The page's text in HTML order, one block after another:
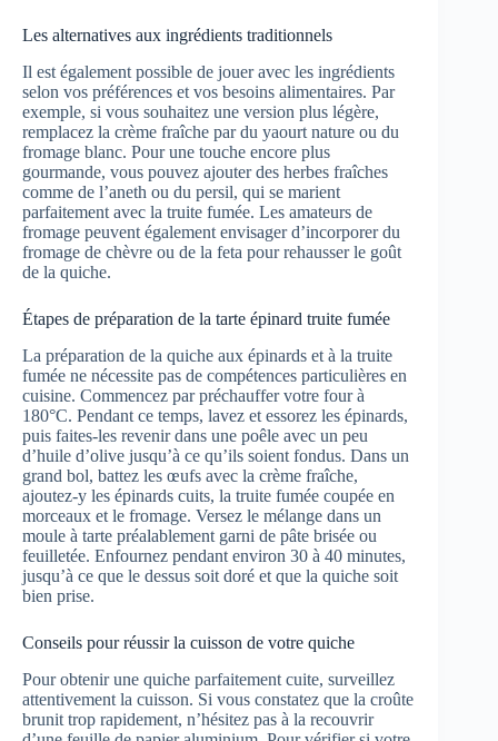
Les alternatives aux ingrédients traditionnels
Il est également possible de jouer avec les ingrédients
selon vos préférences et vos besoins alimentaires. Par
exemple, si vous souhaitez une version plus légère,
remplacez la crème fraîche par du yaourt nature ou du
fromage blanc. Pour une touche encore plus
gourmande, vous pouvez ajouter des herbes fraîches
comme de l’aneth ou du persil, qui se marient
parfaitement avec la truite fumée. Les amateurs de
fromage peuvent également envisager d’incorporer du
fromage de chèvre ou de la feta pour rehausser le goût
de la quiche.
Étapes de préparation de la tarte épinard truite fumée
La préparation de la quiche aux épinards et à la truite
fumée ne nécessite pas de compétences particulières en
cuisine. Commencez par préchauffer votre four à
180°C. Pendant ce temps, lavez et essorez les épinards,
puis faites-les revenir dans une poêle avec un peu
d’huile d’olive jusqu’à ce qu’ils soient fondus. Dans un
grand bol, battez les œufs avec la crème fraîche,
ajoutez-y les épinards cuits, la truite fumée coupée en
morceaux et le fromage. Versez le mélange dans un
moule à tarte préalablement garni de pâte brisée ou
feuilletée. Enfournez pendant environ 30 à 40 minutes,
jusqu’à ce que le dessus soit doré et que la quiche soit
bien prise.
Conseils pour réussir la cuisson de votre quiche
Pour obtenir une quiche parfaitement cuite, surveillez
attentivement la cuisson. Si vous constatez que la croûte
brunit trop rapidement, n’hésitez pas à la recouvrir